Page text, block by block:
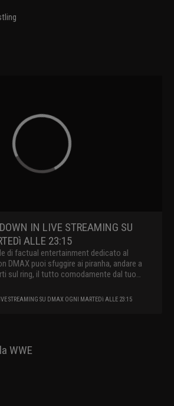
IN LIVE STREAMING SU
ALLE 23:15
di factual entertainment dedicato al
DMAX puoi sfuggire ai piranha, andare a
sul ring, il tutto comodamente dal tuo
STREAMING SU DMAX OGNI MARTEDì ALLE 23:15
WWE